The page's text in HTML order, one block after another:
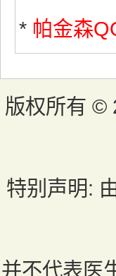
* 帕金森
版权所有 ©
特别声明:
并不代表医